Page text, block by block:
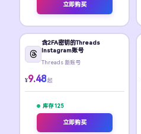
立即购买
含2FA密钥的Threads
Instagram账号
Threads 新账号
¥9.48 起
库存 125
立即购买